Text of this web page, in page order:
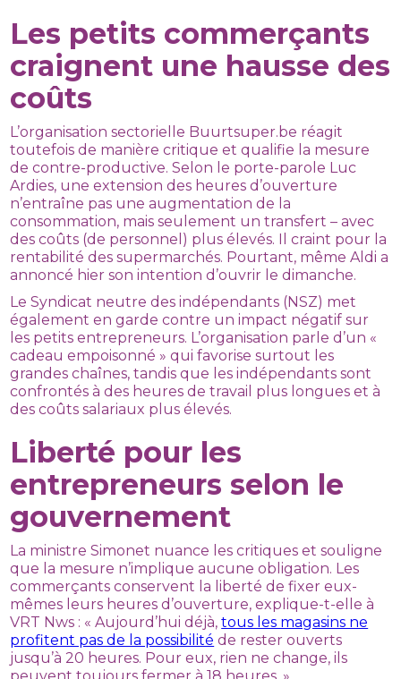
Les petits commerçants
craignent une hausse des
coûts
L’organisation sectorielle Buurtsuper.be réagit
toutefois de manière critique et qualifie la mesure
de contre-productive. Selon le porte-parole Luc
Ardies, une extension des heures d’ouverture
n’entraîne pas une augmentation de la
consommation, mais seulement un transfert – avec
des coûts (de personnel) plus élevés. Il craint pour la
rentabilité des supermarchés. Pourtant, même Aldi a
annoncé hier son intention d’ouvrir le dimanche.
Le Syndicat neutre des indépendants (NSZ) met
également en garde contre un impact négatif sur
les petits entrepreneurs. L’organisation parle d’un «
cadeau empoisonné » qui favorise surtout les
grandes chaînes, tandis que les indépendants sont
confrontés à des heures de travail plus longues et à
des coûts salariaux plus élevés.
Liberté pour les
entrepreneurs selon le
gouvernement
La ministre Simonet nuance les critiques et souligne
que la mesure n’implique aucune obligation. Les
commerçants conservent la liberté de fixer eux-
mêmes leurs heures d’ouverture, explique-t-elle à
VRT Nws : « Aujourd’hui déjà,tous les magasins ne
profitent pas de la possibilité de rester ouverts
jusqu’à 20 heures. Pour eux, rien ne change, ils